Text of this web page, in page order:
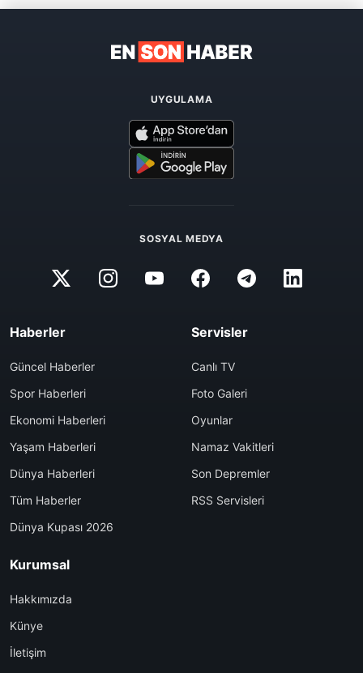
UYGULAMA
SOSYAL MEDYA
Haberler
Güncel Haberler
Spor Haberleri
Ekonomi Haberleri
Yaşam Haberleri
Dünya Haberleri
Tüm Haberler
Dünya Kupası 2026
Servisler
Canlı TV
Foto Galeri
Oyunlar
Namaz Vakitleri
Son Depremler
RSS Servisleri
Kurumsal
Hakkımızda
Künye
İletişim